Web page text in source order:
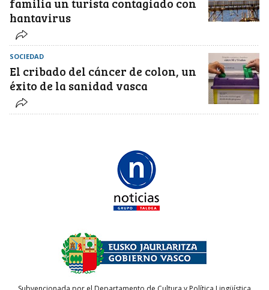
familia un turista contagiado con
hantavirus
SOCIEDAD
El cribado del cáncer de colon, un
éxito de la sanidad vasca